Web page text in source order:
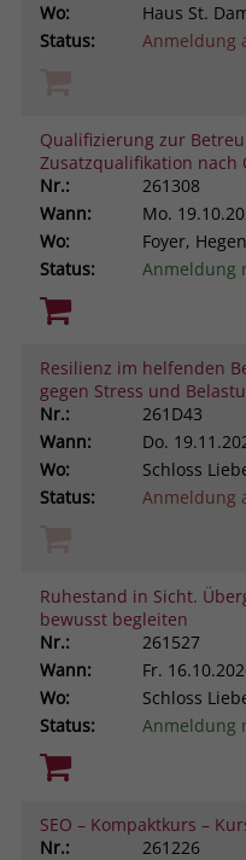
Wo:
Haus St.
Status:
Anmeldung
Qualifizierung zur
Zusatzqualifikation nach
Nr.:
261308
Wann:
Mo.
Wo:
Foyer,
Status:
Anmeldung
Resilienz im helfenden
gegen Stress und
Nr.:
261D43
Wann:
Do.
Wo:
Schloss
Status:
Anmeldung
Ruhestand in Sicht.
bewusst begleiten
Nr.:
261527
Wann:
Fr.
Wo:
Schloss
Status:
Anmeldung
SEO – Kompaktkurs –
Nr.:
261226